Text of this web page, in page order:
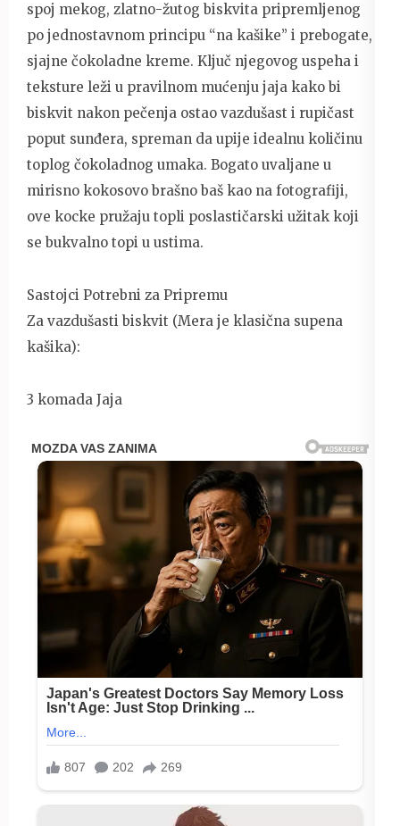
spoj mekog, zlatno-žutog biskvita pripremljenog
po jednostavnom principu “na kašike” i prebogate,
sjajne čokoladne kreme. Ključ njegovog uspeha i
teksture leži u pravilnom mućenju jaja kako bi
biskvit nakon pečenja ostao vazdušast i rupičast
poput sunđera, spreman da upije idealnu količinu
toplog čokoladnog umaka. Bogato uvaljane u
mirisno kokosovo brašno baš kao na fotografiji,
ove kocke pružaju topli poslastičarski užitak koji
se bukvalno topi u ustima.
Sastojci Potrebni za Pripremu
Za vazdušasti biskvit (Mera je klasična supena
kašika):
3 komada Jaja